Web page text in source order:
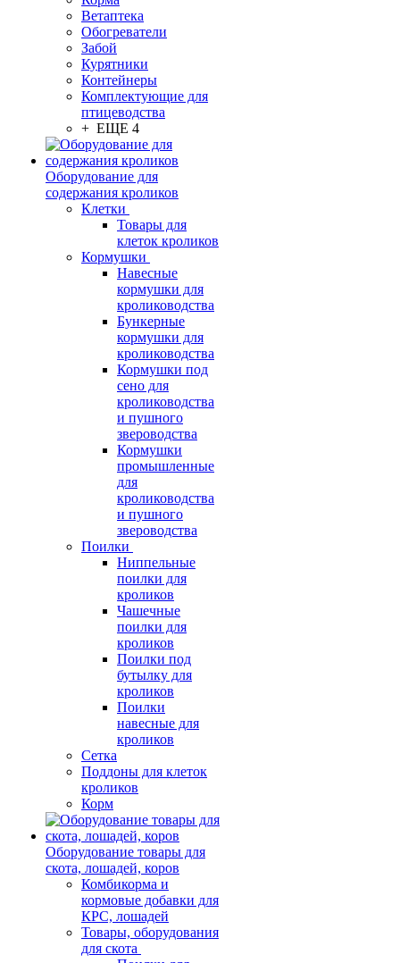
Ветаптека
Обогреватели
Забой
Курятники
Контейнеры
Комплектующие для
птицеводства
+ ЕЩЕ 4
Оборудование для
содержания кроликов
Клетки
Товары для
клеток кроликов
Кормушки
Навесные
кормушки для
кролиководства
Бункерные
кормушки для
кролиководства
Кормушки под
сено для
кролиководства
и пушного
звероводства
Кормушки
промышленные
для
кролиководства
и пушного
звероводства
Поилки
Ниппельные
поилки для
кроликов
Чашечные
поилки для
кроликов
Поилки под
бутылку для
кроликов
Поилки
навесные для
кроликов
Сетка
Поддоны для клеток
кроликов
Корм
Оборудование товары для
скота, лошадей, коров
Комбикорма и
кормовые добавки для
КРС, лошадей
Товары, оборудования
для скота